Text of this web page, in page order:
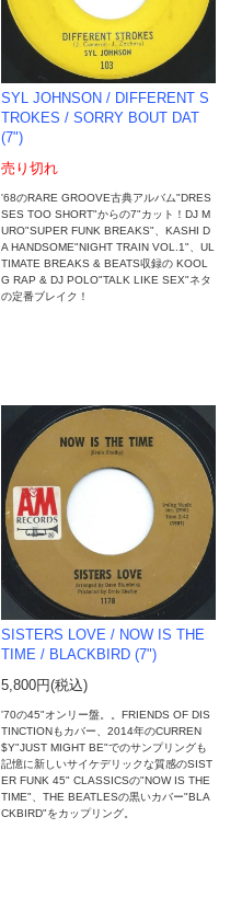
SYL JOHNSON / DIFFERENT S
TROKES / SORRY BOUT DAT
(7")
売り切れ
'68のRARE GROOVE古典アルバム"DRES
SES TOO SHORT"からの7"カット！DJ M
URO"SUPER FUNK BREAKS"、KASHI D
A HANDSOME"NIGHT TRAIN VOL.1"、UL
TIMATE BREAKS & BEATS収録の KOOL
G RAP & DJ POLO"TALK LIKE SEX"ネタ
の定番ブレイク！
SISTERS LOVE / NOW IS THE
TIME / BLACKBIRD (7")
5,800円(税込)
'70の45"オンリー盤。。FRIENDS OF DIS
TINCTIONもカバー、2014年のCURREN
$Y"JUST MIGHT BE"でのサンプリングも
記憶に新しいサイケデリックな質感のSIST
ER FUNK 45" CLASSICSの"NOW IS THE
TIME"、THE BEATLESの黒いカバー"BLA
CKBIRD"をカップリング。